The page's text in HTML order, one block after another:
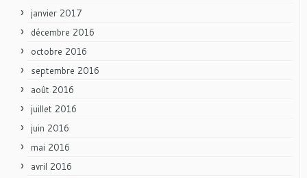
janvier 2017
décembre 2016
octobre 2016
septembre 2016
août 2016
juillet 2016
juin 2016
mai 2016
avril 2016